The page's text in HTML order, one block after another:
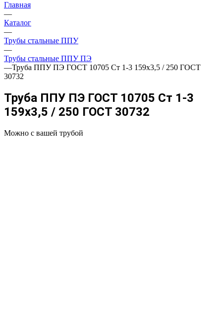
Главная
—
Каталог
—
Трубы стальные ППУ
—
Трубы стальные ППУ ПЭ
—Труба ППУ ПЭ ГОСТ 10705 Ст 1-3 159x3,5 / 250 ГОСТ
30732
Труба ППУ ПЭ ГОСТ 10705 Ст 1-3
159x3,5 / 250 ГОСТ 30732
Можно с вашей трубой